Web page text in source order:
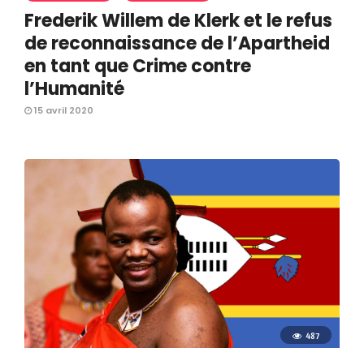
Frederik Willem de Klerk et le refus
de reconnaissance de l’Apartheid
en tant que Crime contre
l’Humanité
15 avril 2020
487